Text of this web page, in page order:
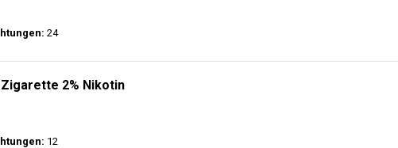
24
Zigarette 2% Nikotin
12